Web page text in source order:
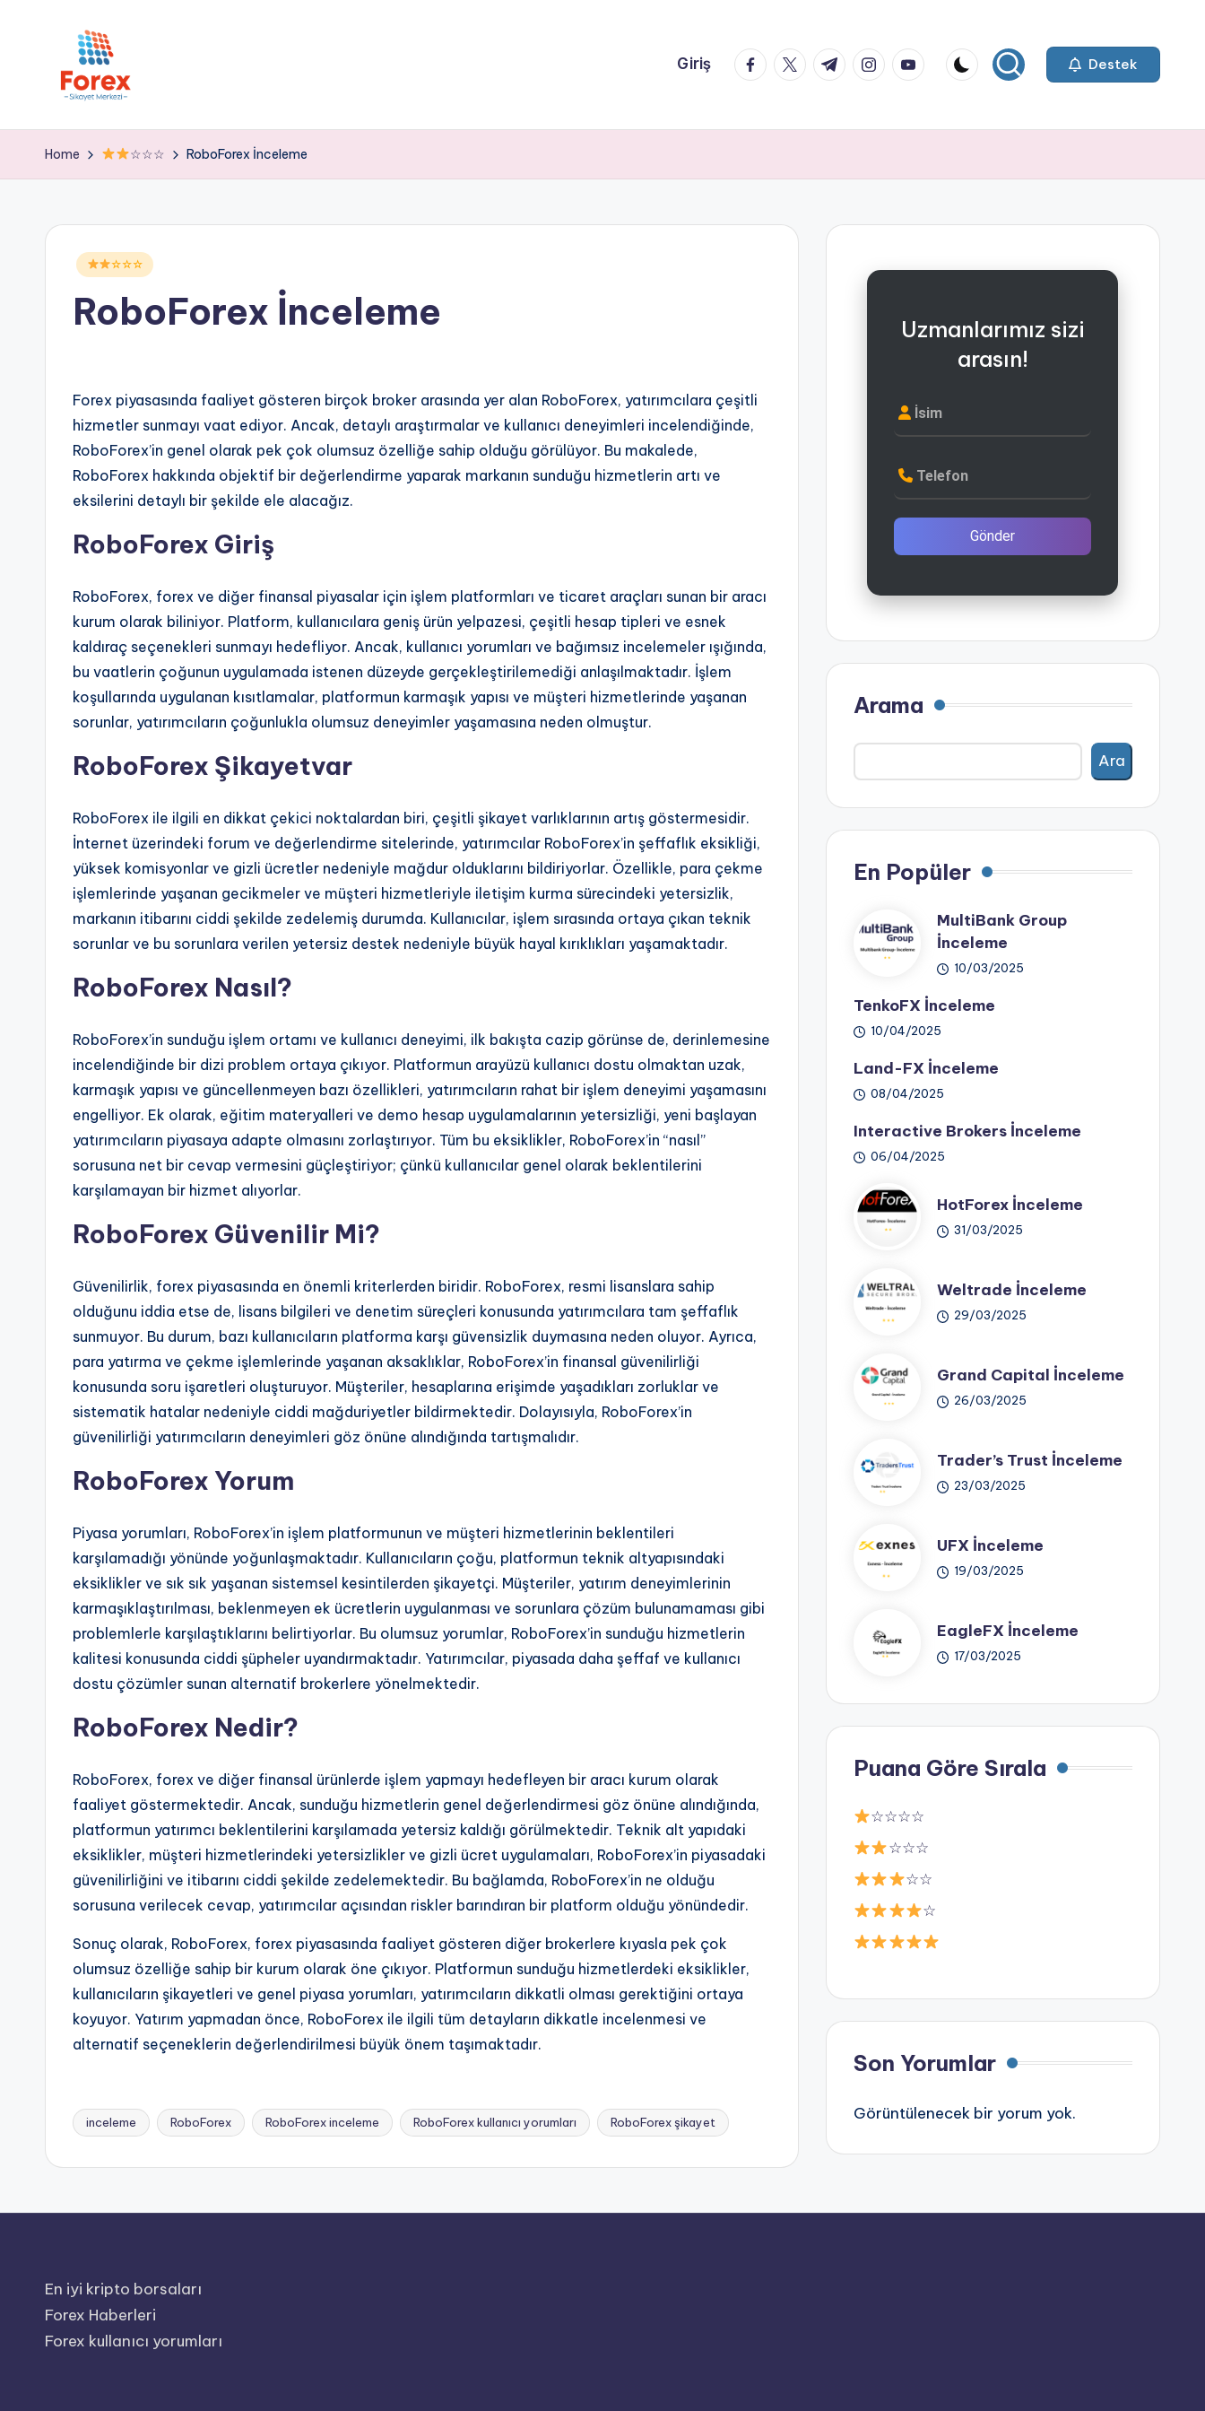
Giriş facebook.com
twitter.com
t.me instagram.com
youtube.com Destek
Home ☆☆☆ RoboForex İnceleme
Posted☆☆☆
RoboForex İnceleme
Forex piyasasında faaliyet gösteren birçok broker arasında yer alan RoboForex, yatırımcılara çeşitli
hizmetler sunmayı vaat ediyor. Ancak, detaylı araştırmalar ve kullanıcı deneyimleri incelendiğinde,
RoboForex’in genel olarak pek çok olumsuz özelliğe sahip olduğu görülüyor. Bu makalede,
RoboForex hakkında objektif bir değerlendirme yaparak markanın sunduğu hizmetlerin artı ve
eksilerini detaylı bir şekilde ele alacağız.
RoboForex Giriş
RoboForex, forex ve diğer finansal piyasalar için işlem platformları ve ticaret araçları sunan bir aracı
kurum olarak biliniyor. Platform, kullanıcılara geniş ürün yelpazesi, çeşitli hesap tipleri ve esnek
kaldıraç seçenekleri sunmayı hedefliyor. Ancak, kullanıcı yorumları ve bağımsız incelemeler ışığında,
bu vaatlerin çoğunun uygulamada istenen düzeyde gerçekleştirilemediği anlaşılmaktadır. İşlem
koşullarında uygulanan kısıtlamalar, platformun karmaşık yapısı ve müşteri hizmetlerinde yaşanan
sorunlar, yatırımcıların çoğunlukla olumsuz deneyimler yaşamasına neden olmuştur.
RoboForex Şikayetvar
RoboForex ile ilgili en dikkat çekici noktalardan biri, çeşitli şikayet varlıklarının artış göstermesidir.
İnternet üzerindeki forum ve değerlendirme sitelerinde, yatırımcılar RoboForex’in şeffaflık eksikliği,
yüksek komisyonlar ve gizli ücretler nedeniyle mağdur olduklarını bildiriyorlar. Özellikle, para çekme
işlemlerinde yaşanan gecikmeler ve müşteri hizmetleriyle iletişim kurma sürecindeki yetersizlik,
markanın itibarını ciddi şekilde zedelemiş durumda. Kullanıcılar, işlem sırasında ortaya çıkan teknik
sorunlar ve bu sorunlara verilen yetersiz destek nedeniyle büyük hayal kırıklıkları yaşamaktadır.
RoboForex Nasıl?
RoboForex’in sunduğu işlem ortamı ve kullanıcı deneyimi, ilk bakışta cazip görünse de, derinlemesine
incelendiğinde bir dizi problem ortaya çıkıyor. Platformun arayüzü kullanıcı dostu olmaktan uzak,
karmaşık yapısı ve güncellenmeyen bazı özellikleri, yatırımcıların rahat bir işlem deneyimi yaşamasını
engelliyor. Ek olarak, eğitim materyalleri ve demo hesap uygulamalarının yetersizliği, yeni başlayan
yatırımcıların piyasaya adapte olmasını zorlaştırıyor. Tüm bu eksiklikler, RoboForex’in “nasıl”
sorusuna net bir cevap vermesini güçleştiriyor; çünkü kullanıcılar genel olarak beklentilerini
karşılamayan bir hizmet alıyorlar.
RoboForex Güvenilir Mi?
Güvenilirlik, forex piyasasında en önemli kriterlerden biridir. RoboForex, resmi lisanslara sahip
olduğunu iddia etse de, lisans bilgileri ve denetim süreçleri konusunda yatırımcılara tam şeffaflık
sunmuyor. Bu durum, bazı kullanıcıların platforma karşı güvensizlik duymasına neden oluyor. Ayrıca,
para yatırma ve çekme işlemlerinde yaşanan aksaklıklar, RoboForex’in finansal güvenilirliği
konusunda soru işaretleri oluşturuyor. Müşteriler, hesaplarına erişimde yaşadıkları zorluklar ve
sistematik hatalar nedeniyle ciddi mağduriyetler bildirmektedir. Dolayısıyla, RoboForex’in
güvenilirliği yatırımcıların deneyimleri göz önüne alındığında tartışmalıdır.
RoboForex Yorum
Piyasa yorumları, RoboForex’in işlem platformunun ve müşteri hizmetlerinin beklentileri
karşılamadığı yönünde yoğunlaşmaktadır. Kullanıcıların çoğu, platformun teknik altyapısındaki
eksiklikler ve sık sık yaşanan sistemsel kesintilerden şikayetçi. Müşteriler, yatırım deneyimlerinin
karmaşıklaştırılması, beklenmeyen ek ücretlerin uygulanması ve sorunlara çözüm bulunamaması gibi
problemlerle karşılaştıklarını belirtiyorlar. Bu olumsuz yorumlar, RoboForex’in sunduğu hizmetlerin
kalitesi konusunda ciddi şüpheler uyandırmaktadır. Yatırımcılar, piyasada daha şeffaf ve kullanıcı
dostu çözümler sunan alternatif brokerlere yönelmektedir.
RoboForex Nedir?
RoboForex, forex ve diğer finansal ürünlerde işlem yapmayı hedefleyen bir aracı kurum olarak
faaliyet göstermektedir. Ancak, sunduğu hizmetlerin genel değerlendirmesi göz önüne alındığında,
platformun yatırımcı beklentilerini karşılamada yetersiz kaldığı görülmektedir. Teknik alt yapıdaki
eksiklikler, müşteri hizmetlerindeki yetersizlikler ve gizli ücret uygulamaları, RoboForex’in piyasadaki
güvenilirliğini ve itibarını ciddi şekilde zedelemektedir. Bu bağlamda, RoboForex’in ne olduğu
sorusuna verilecek cevap, yatırımcılar açısından riskler barındıran bir platform olduğu yönündedir.
Sonuç olarak, RoboForex, forex piyasasında faaliyet gösteren diğer brokerlere kıyasla pek çok
olumsuz özelliğe sahip bir kurum olarak öne çıkıyor. Platformun sunduğu hizmetlerdeki eksiklikler,
kullanıcıların şikayetleri ve genel piyasa yorumları, yatırımcıların dikkatli olması gerektiğini ortaya
koyuyor. Yatırım yapmadan önce, RoboForex ile ilgili tüm detayların dikkatle incelenmesi ve
alternatif seçeneklerin değerlendirilmesi büyük önem taşımaktadır.
Tags:
inceleme RoboForex RoboForex inceleme RoboForex kullanıcı yorumları RoboForex şikayet
Uzmanlarımız sizi
arasın!
İsim
Telefon
Gönder
Arama
Ara
En Popüler
MultiBank Group
İnceleme
10/03/2025
TenkoFX İnceleme
10/04/2025
Land-FX İnceleme
08/04/2025
Interactive Brokers İnceleme
06/04/2025
HotForex İnceleme
31/03/2025
Weltrade İnceleme
29/03/2025
Grand Capital İnceleme
26/03/2025
Trader’s Trust İnceleme
23/03/2025
UFX İnceleme
19/03/2025
EagleFX İnceleme
17/03/2025
Puana Göre Sırala
☆☆☆☆
☆☆☆
☆☆
☆
Son Yorumlar
Görüntülenecek bir yorum yok.
En iyi kripto borsaları
Forex Haberleri
Forex kullanıcı yorumları